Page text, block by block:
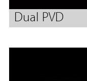
Dual PVD